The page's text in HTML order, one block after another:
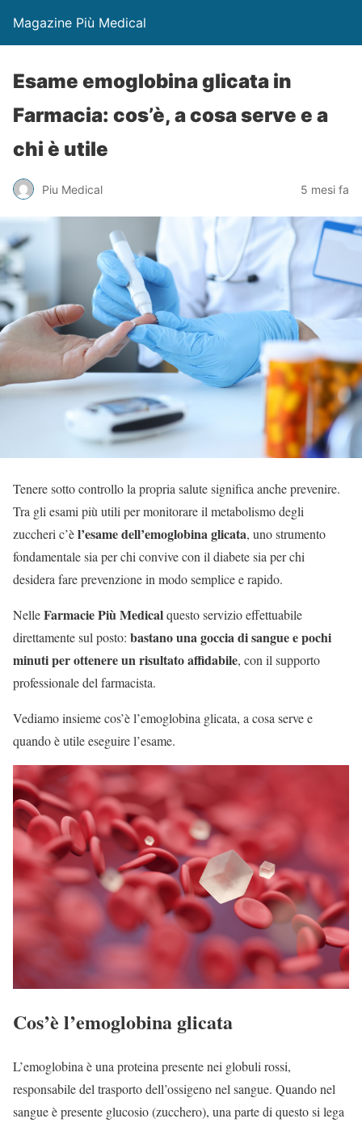
Magazine Più Medical
Esame emoglobina glicata in
Farmacia: cos’è, a cosa serve e a
chi è utile
Piu Medical 5 mesi fa
Tenere sotto controllo la propria salute significa anche prevenire.
Tra gli esami più utili per monitorare il metabolismo degli
zuccheri c’èl’esame dell’emoglobina glicata, uno strumento
fondamentale sia per chi convive con il diabete sia per chi
desidera fare prevenzione in modo semplice e rapido.
NelleFarmacie Più Medicalquesto servizio effettuabile
direttamente sul posto: bastano una goccia di sangue e pochi
minuti per ottenere un risultato affidabile, con il supporto
professionale del farmacista.
Vediamo insieme cos’è l’emoglobina glicata, a cosa serve e
quando è utile eseguire l’esame.
Cos’è l’emoglobina glicata
L’emoglobina è una proteina presente nei globuli rossi,
responsabile del trasporto dell’ossigeno nel sangue. Quando nel
sangue è presente glucosio (zucchero), una parte di questo si lega